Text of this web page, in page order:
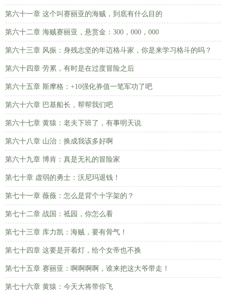
第六十一章 这个叫赛丽亚的海贼，到底有什么目的
第六十二章 海贼赛丽亚，悬赏金：300，000，000
第六十三章 风振：身残志坚的年迈格斗家，你是来学习格斗的吗？
第六十四章 劳累，有时是在过度冒险之后
第六十五章 斯摩格：+10强化券值一笔军功了吧
第六十六章 巴基船长，帮帮我们吧
第六十七章 黄猿：老夫下班了，有事明天说
第六十八章 山治：换成我该多好啊
第六十九章 博肯：真是无礼的冒险家
第七十章 虚弱的勇士：沃尼玛退钱！
第七十一章 薇薇：怎么是背个十字架的？
第七十二章 战国：祗园，你怎么看
第七十三章 库力凯：海贼，要有骨气！
第七十四章 这要是开着灯，给个女帝也不换
第七十五章 赛丽亚：啊啊啊啊，谁来把这大爷带走！
第七十六章 黄猿：今天大将带你飞